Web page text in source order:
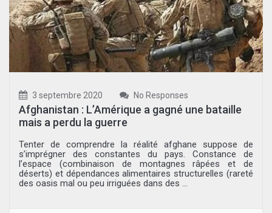
3 septembre 2020 No Responses
Afghanistan : L’Amérique a gagné une bataille
mais a perdu la guerre
Tenter de comprendre la réalité afghane suppose de
s’imprégner des constantes du pays. Constance de
l’espace (combinaison de montagnes râpées et de
déserts) et dépendances alimentaires structurelles (rareté
des oasis mal ou peu irriguées dans des ...